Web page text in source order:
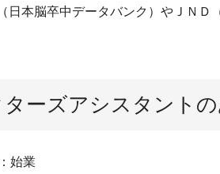
日本脳卒中データバンク）やＪＮ
ターズアシスタント
始業